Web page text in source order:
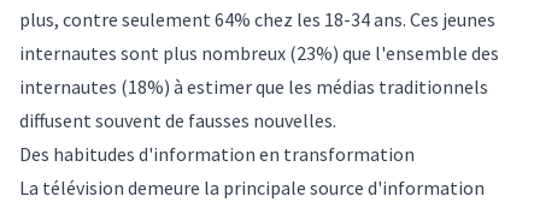
plus, contre seulement 64% chez les 18-34 ans. Ces jeunes
internautes sont plus nombreux (23%) que l'ensemble des
internautes (18%) à estimer que les médias traditionnels
diffusent souvent de fausses nouvelles.
Des habitudes d'information en transformation
La télévision demeure la principale source d'information